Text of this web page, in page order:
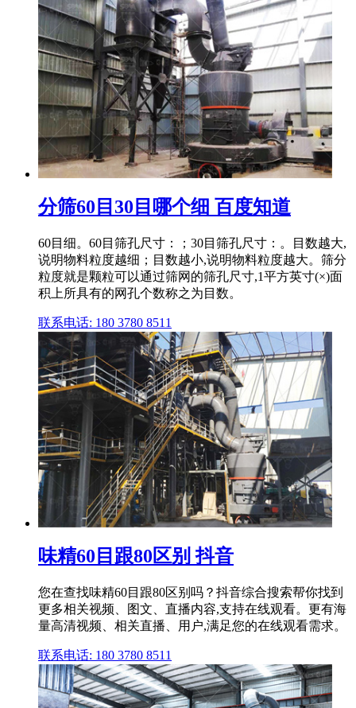
分筛60目30目哪个细 百度知道
60目细。60目筛孔尺寸：；30目筛孔尺寸：。目数越大,
说明物料粒度越细；目数越小,说明物料粒度越大。筛分
粒度就是颗粒可以通过筛网的筛孔尺寸,1平方英寸(×)面
积上所具有的网孔个数称之为目数。
联系电话: 180 3780 8511
味精60目跟80区别 抖音
您在查找味精60目跟80区别吗？抖音综合搜索帮你找到
更多相关视频、图文、直播内容,支持在线观看。更有海
量高清视频、相关直播、用户,满足您的在线观看需求。
联系电话: 180 3780 8511